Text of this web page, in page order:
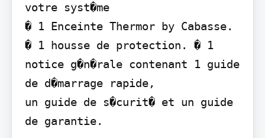
votre syst�me
� 1 Enceinte Thermor by Cabasse.
� 1 housse de protection. � 1
notice g�n�rale contenant 1 guide
de d�marrage rapide,
un guide de s�curit� et un guide
de garantie.